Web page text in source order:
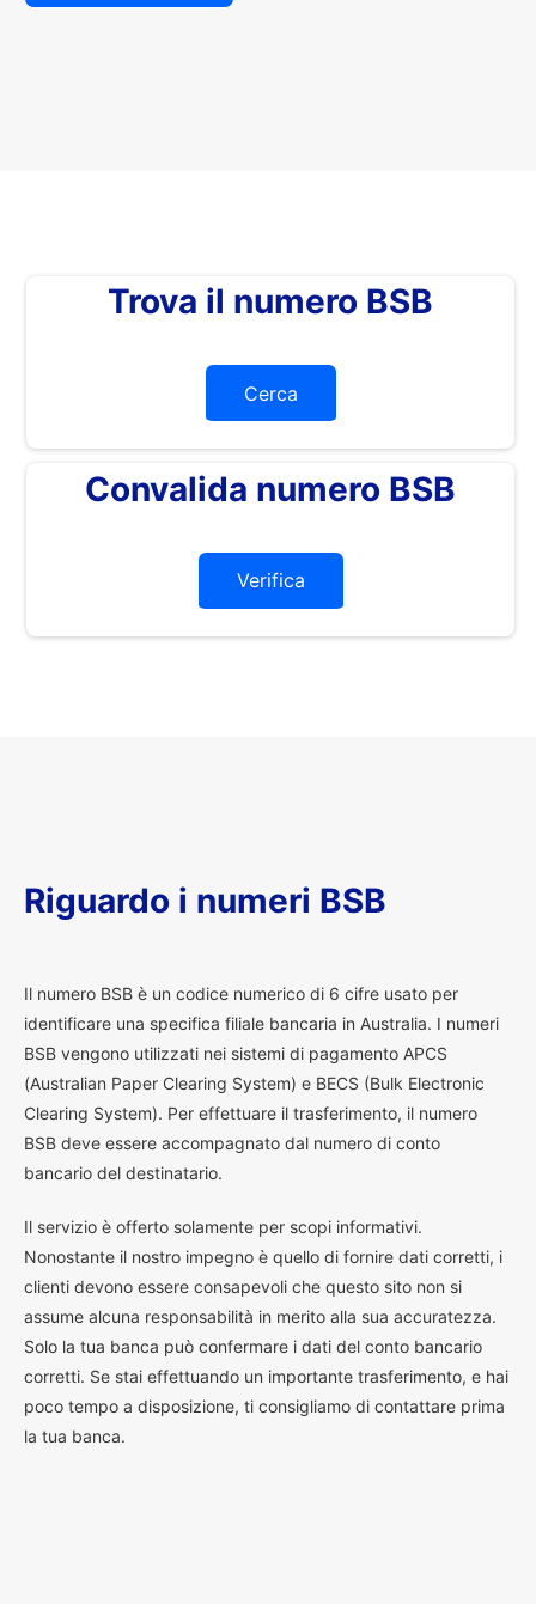
Trova il numero BSB
Cerca
Convalida numero BSB
Verifica
Riguardo i numeri BSB
Il numero BSB è un codice numerico di 6 cifre usato per
identificare una specifica filiale bancaria in Australia. I numeri
BSB vengono utilizzati nei sistemi di pagamento APCS
(Australian Paper Clearing System) e BECS (Bulk Electronic
Clearing System). Per effettuare il trasferimento, il numero
BSB deve essere accompagnato dal numero di conto
bancario del destinatario.
Il servizio è offerto solamente per scopi informativi.
Nonostante il nostro impegno è quello di fornire dati corretti, i
clienti devono essere consapevoli che questo sito non si
assume alcuna responsabilità in merito alla sua accuratezza.
Solo la tua banca può confermare i dati del conto bancario
corretti. Se stai effettuando un importante trasferimento, e hai
poco tempo a disposizione, ti consigliamo di contattare prima
la tua banca.